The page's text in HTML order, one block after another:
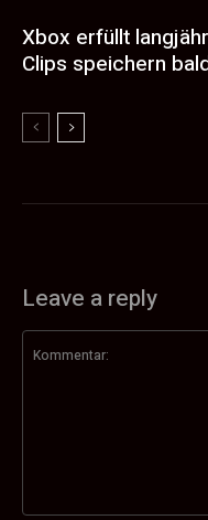
Xbox erfüllt
Clips speichern
Leave a reply